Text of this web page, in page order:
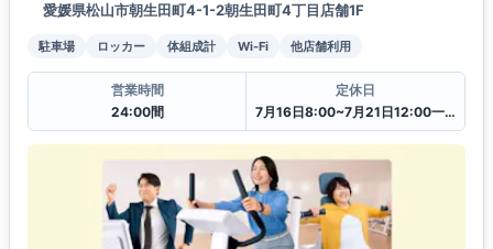
愛媛県松山市朝生田町4-1-2朝生田町4丁目店舗1F
駐車場 ロッカー 体組成計 Wi-Fi 他店舗利用
営業時間
24:00間
定休日
7月16日8:00~7月21日12:00一時閉館中